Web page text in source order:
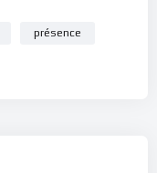
présence